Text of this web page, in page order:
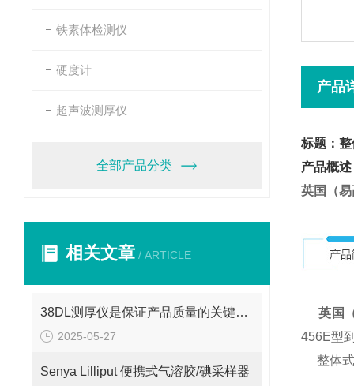
铁素体检测仪
硬度计
超声波测厚仪
全部产品分类
相关文章 / ARTICLE
38DL测厚仪是保证产品质量的关键工具之一
2025-05-27
Senya Lilliput 便携式气溶胶/碘采样器
产品
标题：
产品概述
英国（
英国
456E型
整体式